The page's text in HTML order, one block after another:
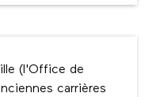
(l'Office de
carrières